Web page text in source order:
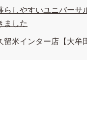
らしやすいユニバーサ
ました
留米インター店【大牟